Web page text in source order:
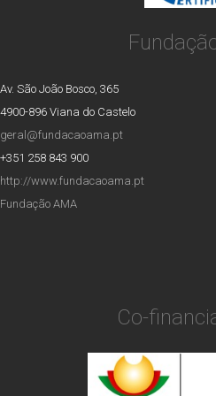
Av. São João Bosco, 365
4900-896 Viana do Castelo
geral@fundacaoama.pt
+351 258 843 900
http://www.fundacaoama.pt
Fundação AMA
Co-